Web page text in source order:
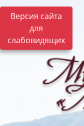
Версия сайта
для
слабовидящих